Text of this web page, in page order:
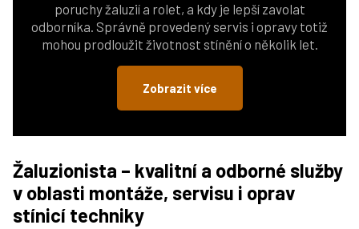
poruchy žaluzií a rolet, a kdy je lepší zavolat
odborníka. Správně provedený servis i opravy totiž
mohou prodloužit životnost stínění o několik let.
Zobrazit více
Žaluzionista – kvalitní a odborné služby
v oblasti montáže, servisu i oprav
stínicí techniky